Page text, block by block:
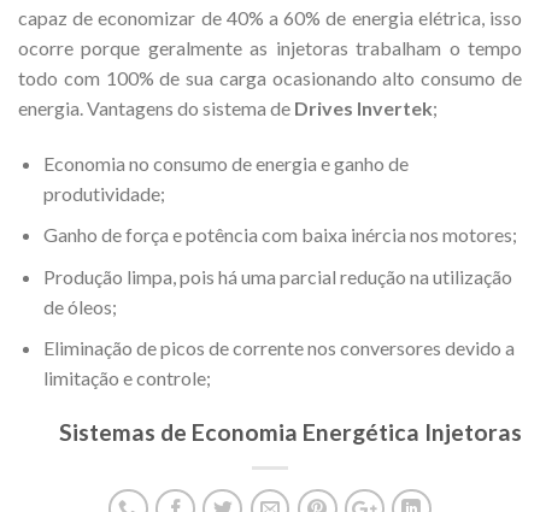
capaz de economizar de 40% a 60% de energia elétrica, isso
ocorre porque geralmente as injetoras trabalham o tempo
todo com 100% de sua carga ocasionando alto consumo de
energia. Vantagens do sistema de Drives Invertek;
Economia no consumo de energia e ganho de
produtividade;
Ganho de força e potência com baixa inércia nos motores;
Produção limpa, pois há uma parcial redução na utilização
de óleos;
Eliminação de picos de corrente nos conversores devido a
limitação e controle;
Sistemas de Economia Energética Injetoras